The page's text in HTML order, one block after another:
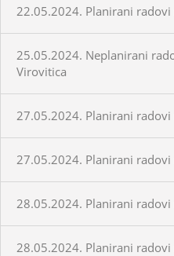
22.05.2024. Planirani
25.05.2024. Neplanirani
Virovitica
27.05.2024. Planirani
27.05.2024. Planirani
28.05.2024. Planirani
28.05.2024. Planirani